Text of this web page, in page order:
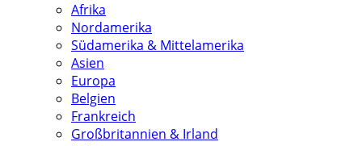
Afrika
Nordamerika
Südamerika & Mittelamerika
Asien
Europa
Belgien
Frankreich
Großbritannien & Irland